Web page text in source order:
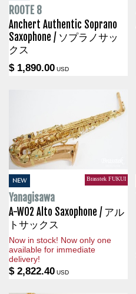
ROOTE 8
Anchert Authentic Soprano
Saxophone / ソプラノサッ
クス
$ 1,890.00 USD
NEW Brasstek FUKUI
Yanagisawa
A-WO2 Alto Saxophone / アル
トサックス
Now in stock! Now only one
available for immediate
delivery!
$ 2,822.40 USD